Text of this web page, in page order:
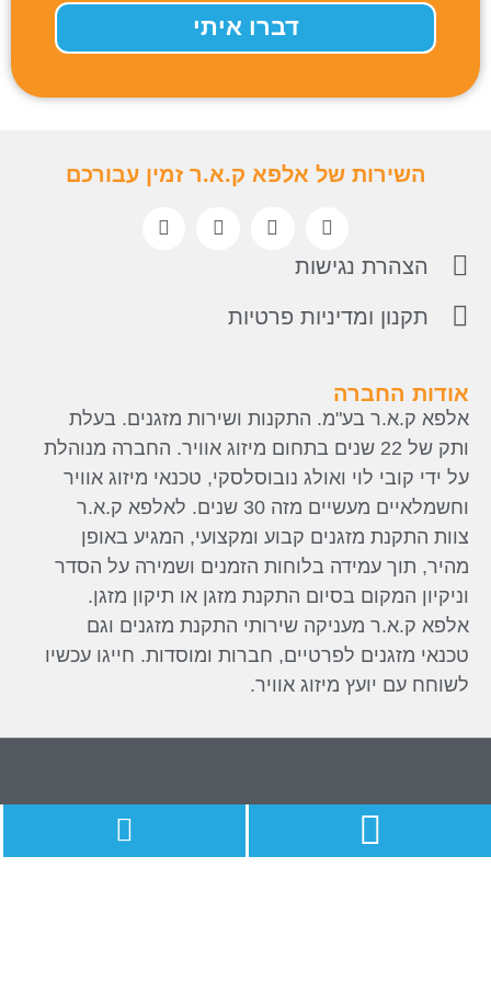
התקנות ושירות מזגנים. בעלת
22 שנים בתחום מיזוג אוויר. החברה מנוהלת
נובוסלסקי, טכנאי מיזוג אוויר
וחשמלאיים מעשיים מזה 30 שנים. לאלפא ק.א.ר
קבוע ומקצועי, המגיע באופן
בלוחות הזמנים ושמירה על הסדר
התקנת מזגן או תיקון מזגן.
שירותי התקנת מזגנים וגם
חברות ומוסדות. חייגו עכשיו
אוויר.
אלפא ק.א.ר זמין עבורכם
פרטיות